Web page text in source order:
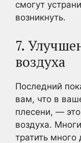
смогут
возникнуть.
7.
воздуха
Последний
вам, что в
плесени, —
воздуха.
тратить много